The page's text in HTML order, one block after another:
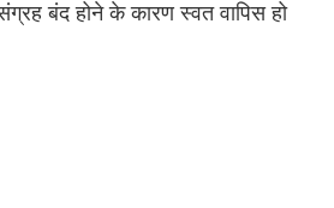
बंद होने के कारण स्वत वापिस हो